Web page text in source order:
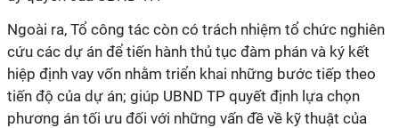
Ngoài ra, Tổ công tác còn có trách nhiệm tổ chức nghiên
cứu các dự án để tiến hành thủ tục đàm phán và ký kết
hiệp định vay vốn nhằm triển khai những bước tiếp theo
tiến độ của dự án; giúp UBND TP quyết định lựa chọn
phương án tối ưu đối với những vấn đề về kỹ thuật của